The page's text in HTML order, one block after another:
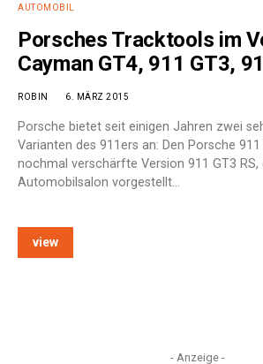
AUTOMOBIL
Porsches Tracktools im
Cayman GT4, 911 GT3,
ROBIN 6. MÄRZ 2015
Porsche bietet seit einigen Jahren zwei
Varianten des 911ers an: Den Porsche
nochmal verschärfte Version 911 GT3
Automobilsalon vorgestellt…
view
- Anzeige -